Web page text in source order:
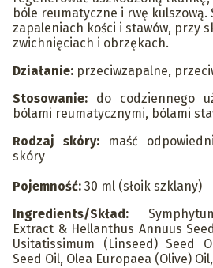
bóle reumatyczne i rwę
zapaleniach kości i stawów, przy
zwichnięciach i obrzękach.
Działanie: przeciwzapalne,
Stosowanie: do codziennego
bólami reumatycznymi, bólami
Rodzaj skóry:
maść
skóry
Pojemność: 30 ml (słoik szklany)
Ingredients/Skład:
Extract & Hellanthus Annuus
Usitatissimum (Linseed) Seed
Seed Oil, Olea Europaea (Olive)